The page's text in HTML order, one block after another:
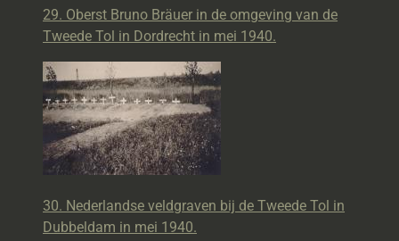
29. Oberst Bruno Bräuer in de omgeving van de
Tweede Tol in Dordrecht in mei 1940.
30. Nederlandse veldgraven bij de Tweede Tol in
Dubbeldam in mei 1940.